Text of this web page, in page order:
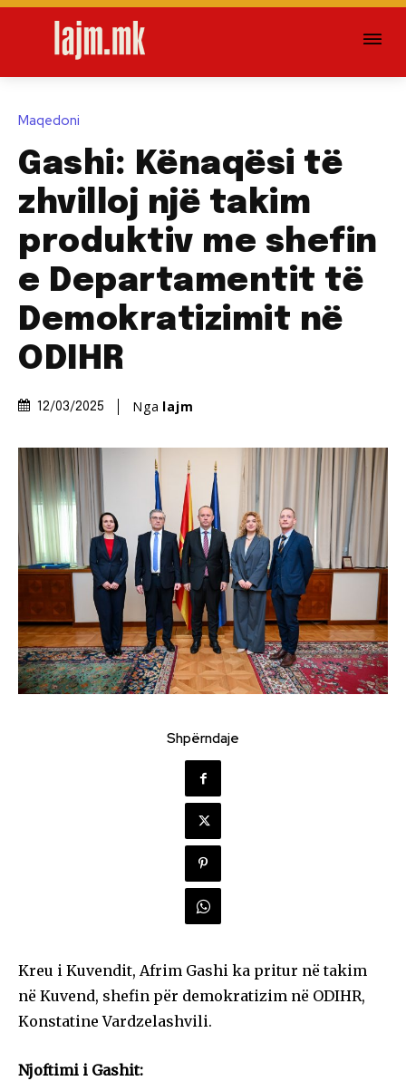
Maqedoni
Gashi: Kënaqësi të
zhvilloj një takim
produktiv me shefin
e Departamentit të
Demokratizimit në
ODIHR
12/03/2025 Nga lajm
Shpërndaje
Kreu i Kuvendit, Afrim Gashi ka pritur në takim
në Kuvend, shefin për demokratizim në ODIHR,
Konstatine Vardzelashvili.
Njoftimi i Gashit: